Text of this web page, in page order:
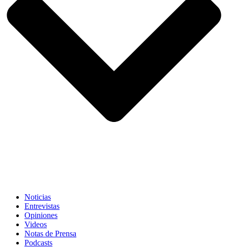
Noticias
Entrevistas
Opiniones
Videos
Notas de Prensa
Podcasts